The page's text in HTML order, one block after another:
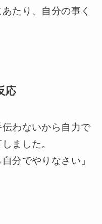
たり、自分の事く
応
わないから自力で
ました。
分でやりなさい」